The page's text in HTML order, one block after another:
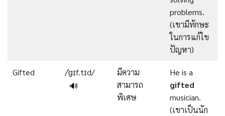
problems.
(เขามีทักษะ
ในการแก้ไข
ปัญหา)
Gifted
/ˈɡɪf.tɪd/
🔊
มีความ
สามารถ
พิเศษ
He is a
gifted
musician.
(เขาเป็นนัก